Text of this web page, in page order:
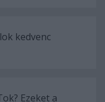
kedvenc
Ezeket a